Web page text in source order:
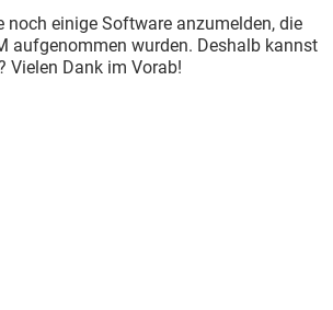
noch einige Software anzumelden, die
aufgenommen wurden. Deshalb kannst
Vielen Dank im Vorab!